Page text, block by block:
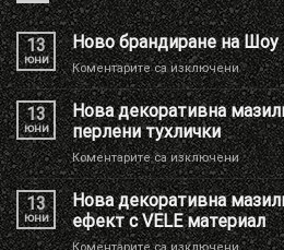
13
юни
Ново брандиране на
Коментарите са изключениза
Ново
на
Шоу
РУМ
13
юни
Нова декоративна
перлени тухлички
Коментарите са изключениза
Нова
с
13
юни
Нова декоративна
ефект с VELE материал
Коментарите са изключениза